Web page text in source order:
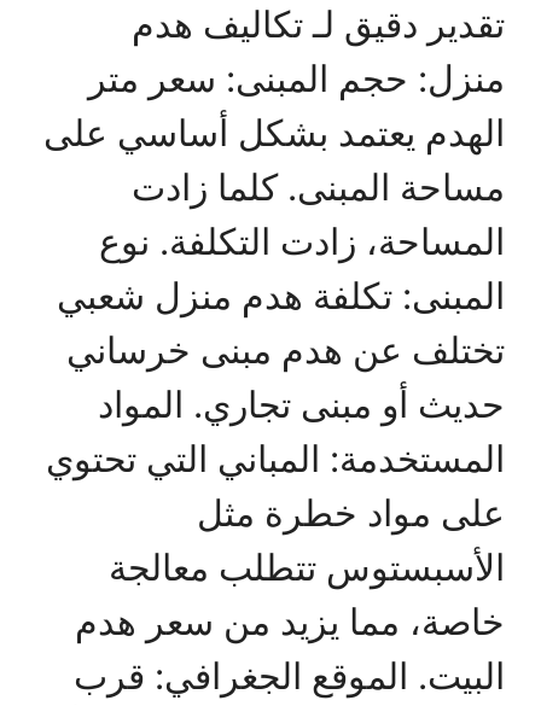
تقدير دقيق لـ تكاليف هدم
منزل: حجم المبنى: سعر متر
الهدم يعتمد بشكل أساسي على
مساحة المبنى. كلما زادت
المساحة، زادت التكلفة. نوع
المبنى: تكلفة هدم منزل شعبي
تختلف عن هدم مبنى خرساني
حديث أو مبنى تجاري. المواد
المستخدمة: المباني التي تحتوي
على مواد خطرة مثل
الأسبستوس تتطلب معالجة
خاصة، مما يزيد من سعر هدم
البيت. الموقع الجغرافي: قرب